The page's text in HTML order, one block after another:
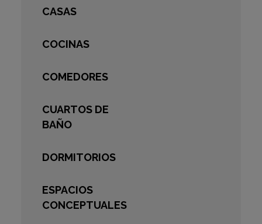
CASAS
COCINAS
COMEDORES
CUARTOS DE
BAÑO
DORMITORIOS
ESPACIOS
CONCEPTUALES